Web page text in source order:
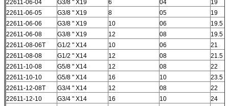
22611-06-04
G3/8 " X19 6 04
19
22611-06-05
G3/8 " X19 8 05
19
22611-06-06
G3/8 " X19 10 06
19.5
22611-06-08
G3/8 " X19 12 08
19.5
22611-08-06T
G1/2 " X14 10 06
21
22611-08-08
G1/2 " X14 12 08
21.5
22611-10-08
G5/8 " X14 12 08
22
22611-10-10
G5/8 " X14 16 10
23.5
22611-12-08T
G3/4 " X14 12 08
22
22611-12-10
G3/4 " X14 16 10
24